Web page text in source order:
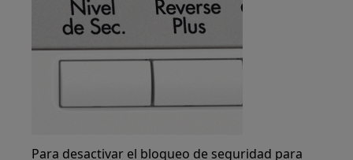
Para desactivar el bloqueo de seguridad para